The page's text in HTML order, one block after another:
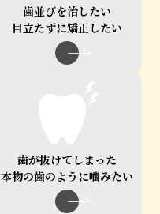
歯並びを治したい
目立たずに矯正したい
歯が抜けてしまった
本物の歯のように噛みたい